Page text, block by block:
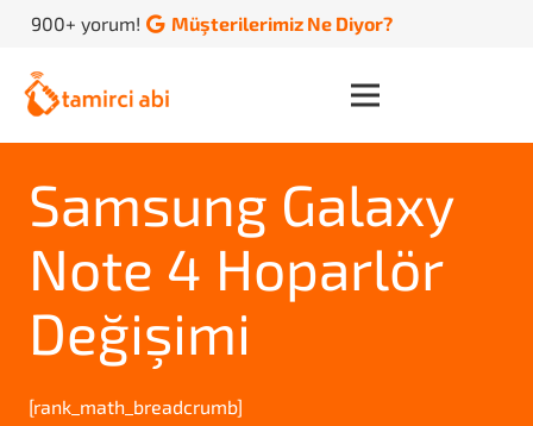
900+ yorum! Müşterilerimiz Ne Diyor?
Samsung Galaxy
Note 4 Hoparlör
Değişimi
[rank_math_breadcrumb]